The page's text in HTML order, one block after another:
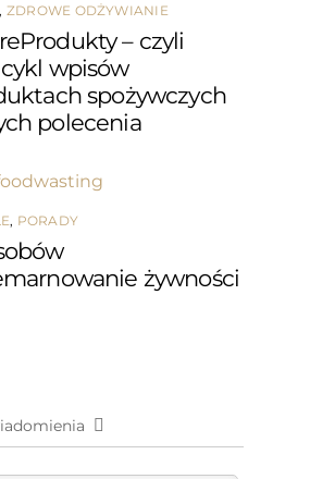
, ZDROWE ODŻYWIANIE
– czyli
wpisów
spożywczych
polecenia
, PORADY
żywności